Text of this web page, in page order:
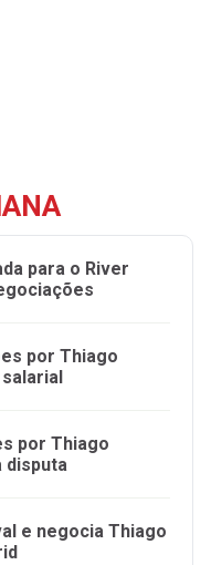
para o River
por Thiago
por Thiago
disputa
e negocia Thiago